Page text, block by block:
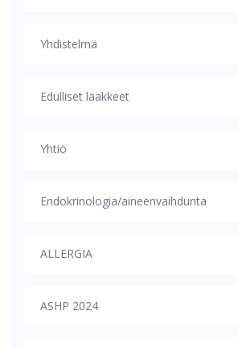
Yhdistelmä
Edulliset lääkkeet
Yhtiö
Endokrinologia/aineenvaihdunta
ALLERGIA
ASHP 2024